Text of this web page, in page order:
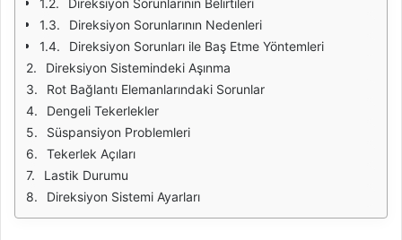
Direksiyon Sorunlarının Belirtileri
Direksiyon Sorunlarının Nedenleri
Direksiyon Sorunları ile Baş Etme Yöntemleri
Direksiyon Sistemindeki Aşınma
Rot Bağlantı Elemanlarındaki Sorunlar
Dengeli Tekerlekler
Süspansiyon Problemleri
Tekerlek Açıları
Lastik Durumu
Direksiyon Sistemi Ayarları